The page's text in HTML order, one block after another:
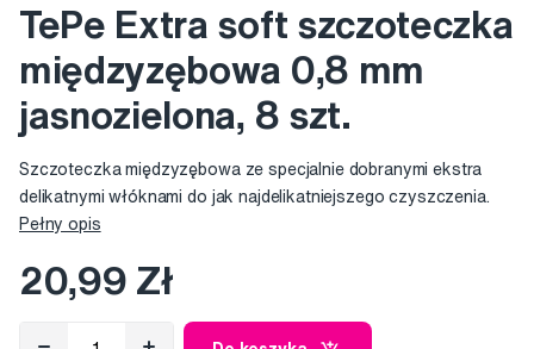
TePe Extra soft szczoteczka
międzyzębowa 0,8 mm
jasnozielona, 8 szt.
Szczoteczka międzyzębowa ze specjalnie dobranymi ekstra
delikatnymi włóknami do jak najdelikatniejszego czyszczenia.
Pełny opis
20,99 Zł